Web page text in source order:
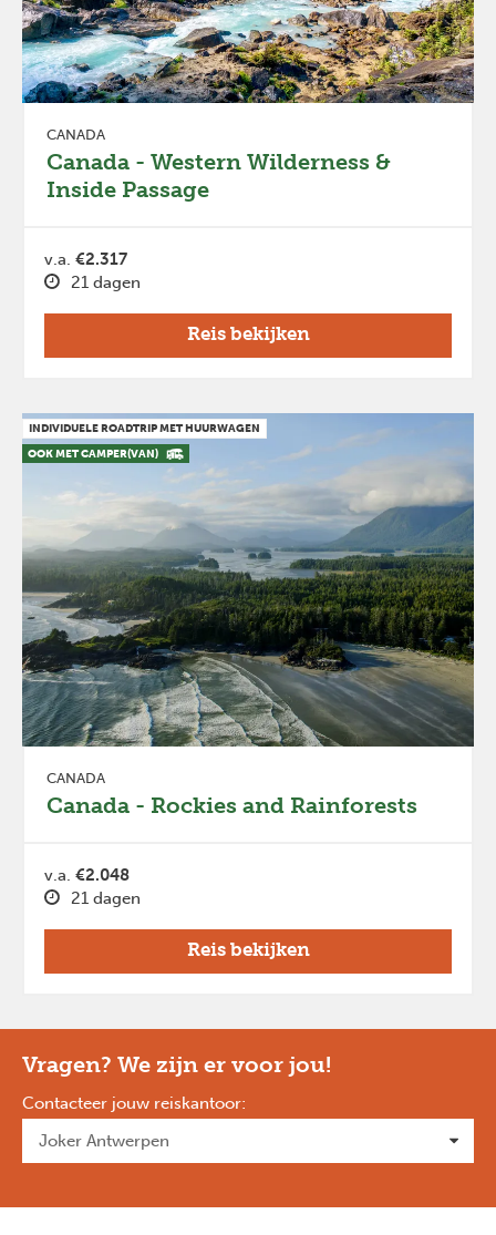
CANADA
Canada - Western Wilderness &
Inside Passage
v.a. €2.317
21 dagen
Reis bekijken
INDIVIDUELE ROADTRIP MET HUURWAGEN
OOK MET CAMPER(VAN)
CANADA
Canada - Rockies and Rainforests
v.a. €2.048
21 dagen
Reis bekijken
Vragen? We zijn er voor jou!
Contacteer jouw reiskantoor: